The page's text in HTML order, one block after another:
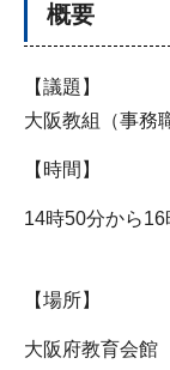
概要
【議題】
大阪教組（事務
【時間】
14時50分から16
【場所】
大阪府教育会館